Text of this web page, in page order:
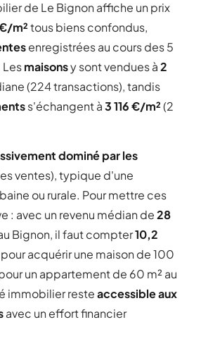
de Le Bignon affiche un prix
m²tous biens confondus,
enregistrées au cours des 5
Lesmaisonsy sont vendues à2
(224 transactions), tandis
s'échangent à3 116 €/m²(2
dominé par les
ventes), typique d'une
ou rurale. Pour mettre ces
: avec un revenu médian de28
Bignon, il faut compter10,2
pour acquérir une maison de 100
un appartement de 60 m² au
immobilier resteaccessible aux
avec un effort financier